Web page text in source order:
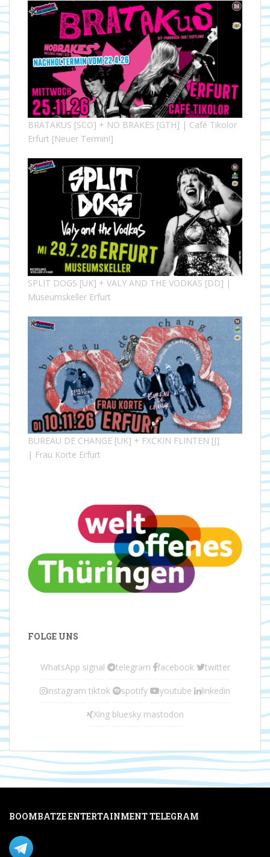
BRATAKUS [SCO] + NO BRAKES [GTH] | Café Tikolor
Erfurt [Neuer Termin!]
SPLIT DOGS [UK] + VALY AND THE VODKAS [DD] |
Museumskeller Erfurt
BUREAU DE CHANGE [UK] + FXCKIN FLINTEN [J]
| Frau Korte Erfurt
FOLGE UNS
WhatsApp signal telegram facebook twitter
instagram tiktok spotify youtube linkedin
Xing bluesky mastodon
BOOMBATZE ENTERTAINMENT TELEGRAM